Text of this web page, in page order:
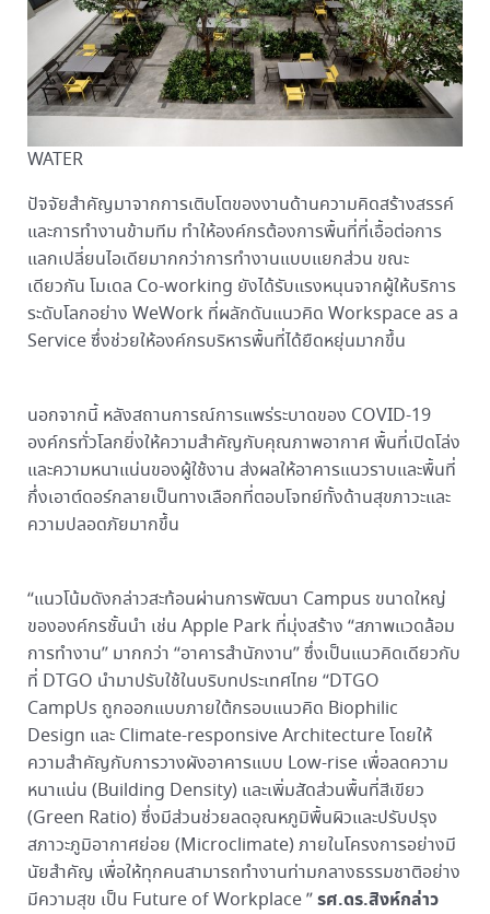
WATER
ปัจจัยสำคัญมาจากการเติบโตของงานด้านความคิดสร้างสรรค์
และการทำงานข้ามทีม ทำให้องค์กรต้องการพื้นที่ที่เอื้อต่อการ
แลกเปลี่ยนไอเดียมากกว่าการทำงานแบบแยกส่วน ขณะ
เดียวกัน โมเดล Co-working ยังได้รับแรงหนุนจากผู้ให้บริการ
ระดับโลกอย่าง WeWork ที่ผลักดันแนวคิด Workspace as a
Service ซึ่งช่วยให้องค์กรบริหารพื้นที่ได้ยืดหยุ่นมากขึ้น
นอกจากนี้ หลังสถานการณ์การแพร่ระบาดของ COVID-19
องค์กรทั่วโลกยิ่งให้ความสำคัญกับคุณภาพอากาศ พื้นที่เปิดโล่ง
และความหนาแน่นของผู้ใช้งาน ส่งผลให้อาคารแนวราบและพื้นที่
กึ่งเอาต์ดอร์กลายเป็นทางเลือกที่ตอบโจทย์ทั้งด้านสุขภาวะและ
ความปลอดภัยมากขึ้น
“แนวโน้มดังกล่าวสะท้อนผ่านการพัฒนา Campus ขนาดใหญ่
ขององค์กรชั้นนำ เช่น Apple Park ที่มุ่งสร้าง “สภาพแวดล้อม
การทำงาน” มากกว่า “อาคารสำนักงาน” ซึ่งเป็นแนวคิดเดียวกับ
ที่ DTGO นำมาปรับใช้ในบริบทประเทศไทย “DTGO
CampUs ถูกออกแบบภายใต้กรอบแนวคิด Biophilic
Design และ Climate-responsive Architecture โดยให้
ความสำคัญกับการวางผังอาคารแบบ Low-rise เพื่อลดความ
หนาแน่น (Building Density) และเพิ่มสัดส่วนพื้นที่สีเขียว
(Green Ratio) ซึ่งมีส่วนช่วยลดอุณหภูมิพื้นผิวและปรับปรุง
สภาวะภูมิอากาศย่อย (Microclimate) ภายในโครงการอย่างมี
นัยสำคัญ เพื่อให้ทุกคนสามารถทำงานท่ามกลางธรรมชาติอย่าง
มีความสุข เป็น Future of Workplace ”รศ.ดร.สิงห์กล่าว